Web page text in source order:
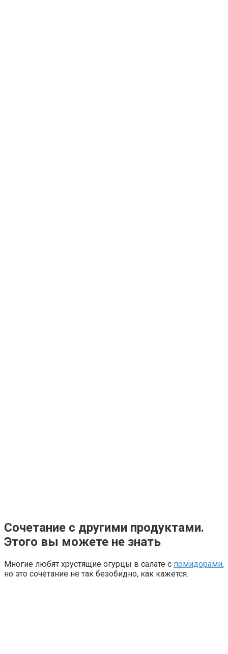
Сочетание с другими продуктами.
Этого вы можете не знать
Многие любят хрустящие огурцы в салате с помидорами,
но это сочетание не так безобидно, как кажется.
Этот танец невесты оставит вас без слов!